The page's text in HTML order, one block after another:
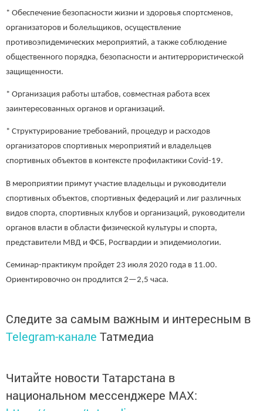
* Обеспечение безопасности жизни и здоровья спортсменов,
организаторов и болельщиков, осуществление
противоэпидемических мероприятий, а также соблюдение
общественного порядка, безопасности и антитеррористической
защищенности.
* Организация работы штабов, совместная работа всех
заинтересованных органов и организаций.
* Структурирование требований, процедур и расходов
организаторов спортивных мероприятий и владельцев
спортивных объектов в контексте профилактики Covid-19.
В мероприятии примут участие владельцы и руководители
спортивных объектов, спортивных федераций и лиг различных
видов спорта, спортивных клубов и организаций, руководители
органов власти в области физической культуры и спорта,
представители МВД и ФСБ, Росгвардии и эпидемиологии.
Семинар-практикум пройдет 23 июля 2020 года в 11.00.
Ориентировочно он продлится 2—2,5 часа.
Следите за самым важным и интересным в
Telegram-канале Татмедиа
Читайте новости Татарстана в
национальном мессенджере MАХ: